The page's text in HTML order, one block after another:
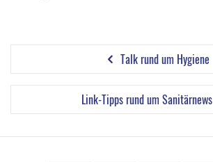
Talk rund um Hygiene
Link-Tipps rund um Sanitärnews